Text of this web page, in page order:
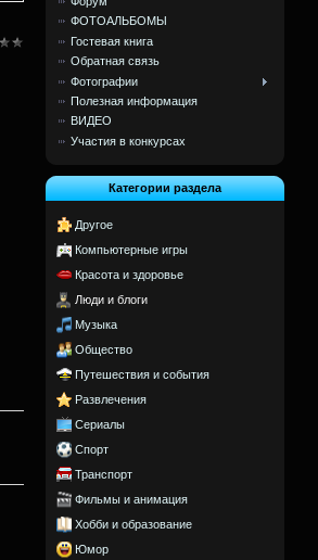
ФОТОАЛЬБОМЫ
Гостевая книга
Обратная связь
Фотографии
Полезная информация
ВИДЕО
Участия в конкурсах
Категории раздела
Другое
Компьютерные игры
Красота и здоровье
Люди и блоги
Музыка
Общество
Путешествия и события
Развлечения
Сериалы
Спорт
Транспорт
Фильмы и анимация
Хобби и образование
Юмор